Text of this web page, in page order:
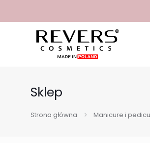
Sklep
Strona główna Manicure i